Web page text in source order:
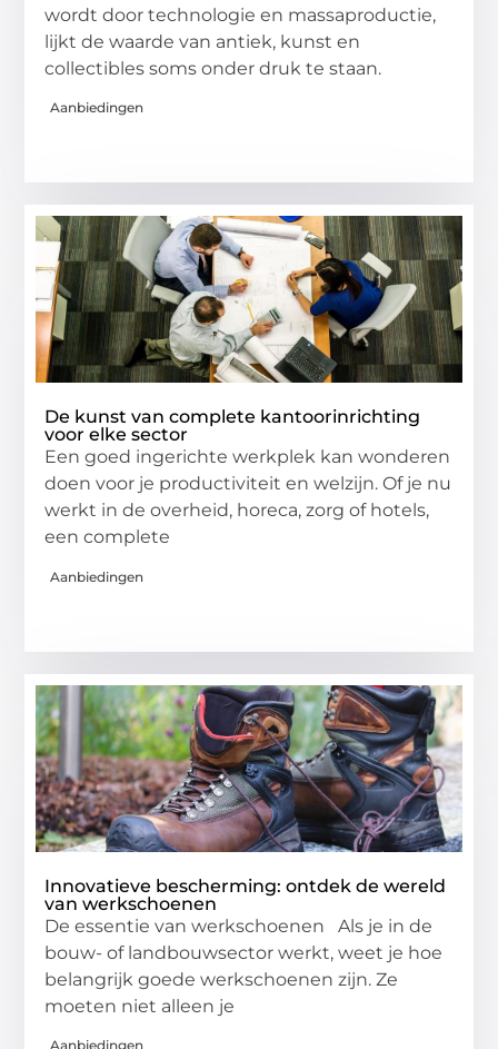
wordt door technologie en massaproductie,
lijkt de waarde van antiek, kunst en
collectibles soms onder druk te staan.
Aanbiedingen
De kunst van complete kantoorinrichting
voor elke sector
Een goed ingerichte werkplek kan wonderen
doen voor je productiviteit en welzijn. Of je nu
werkt in de overheid, horeca, zorg of hotels,
een complete
Aanbiedingen
Innovatieve bescherming: ontdek de wereld
van werkschoenen
De essentie van werkschoenen Als je in de
bouw- of landbouwsector werkt, weet je hoe
belangrijk goede werkschoenen zijn. Ze
moeten niet alleen je
Aanbiedingen